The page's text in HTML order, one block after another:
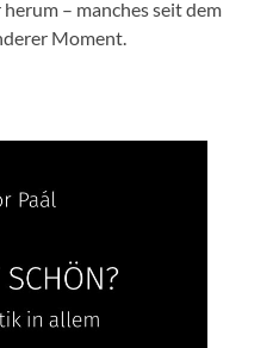
– manches seit dem
Moment.